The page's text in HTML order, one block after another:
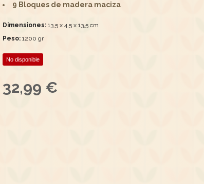
9 Bloques de madera maciza
Dimensiones: 13,5 x 4,5 x 13,5 cm
Peso: 1200 gr
No disponible
32,99 €